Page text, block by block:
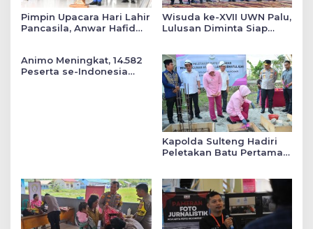
Pimpin Upacara Hari Lahir
Pancasila, Anwar Hafid
Wisuda ke-XVII UWN Palu,
Lulusan Diminta Siap
Animo Meningkat, 14.582
Peserta se-Indonesia
Kapolda Sulteng Hadiri
Peletakan Batu Pertama